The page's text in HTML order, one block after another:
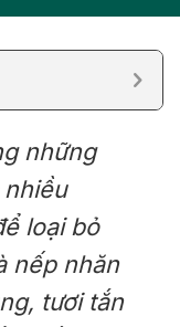
những
loại bỏ
nếp nhăn
tươi tắn